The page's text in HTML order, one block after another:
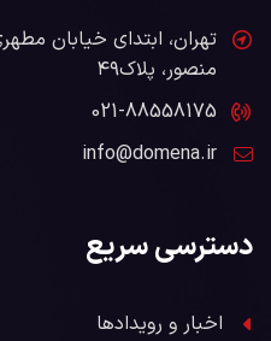
تهران، ابتدای خیابان
منصور، پلاک۴۹
021-88558175
info@domena.ir
دسترسی سریع
اخبار و رویدادها